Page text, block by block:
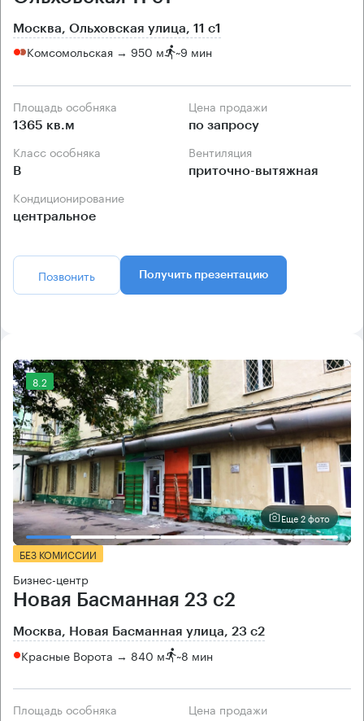
Москва, Ольховская улица, 11 с1
Комсомольская → 950 м ~9 мин
Площадь особняка
1365 кв.м
Цена продажи
по запросу
Класс особняка
B
Вентиляция
приточно-вытяжная
Кондиционирование
центральное
Позвонить Получить презентацию
8.2
Еще 2 фото
БЕЗ КОМИССИИ
Бизнес-центр
Новая Басманная 23 с2
Москва, Новая Басманная улица, 23 с2
Красные Ворота → 840 м ~8 мин
Площадь особняка Цена продажи